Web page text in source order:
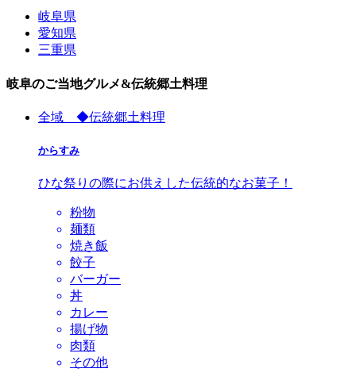
岐阜県
愛知県
三重県
岐阜のご当地グルメ&伝統郷土料理
全域 ◆伝統郷土料理
からすみ
ひな祭りの際にお供えした伝統的なお菓子！
粉物
麺類
焼き飯
餃子
バーガー
丼
カレー
揚げ物
肉類
その他